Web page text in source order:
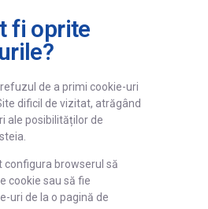
fi oprite
de a primi cookie-uri
dificil de vizitat, atrăgând
ale posibilităților de
configura browserul să
cookie sau să fie
uri de la o pagină de